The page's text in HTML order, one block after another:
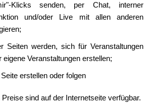
Klicks senden, per Chat, interner
und/oder Live mit allen anderen
Seiten werden, sich für Veranstaltungen
eigene Veranstaltungen erstellen;
erstellen oder folgen
sind auf der Internetseite verfügbar.